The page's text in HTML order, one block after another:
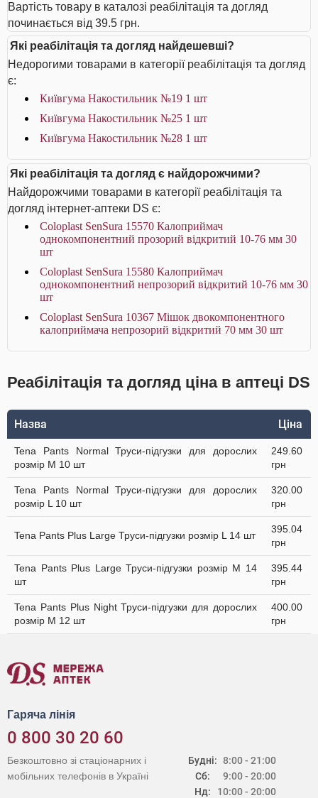
Вартість товару в каталозі реабілітація та догляд
починається від 39.5 грн.
Які реабілітація та догляд найдешевші?
Недорогими товарами в категорії реабілітація та догляд
є:
Київгума Накостильник №19 1 шт
Київгума Накостильник №25 1 шт
Київгума Накостильник №28 1 шт
Які реабілітація та догляд є найдорожчими?
Найдорожчими товарами в категорії реабілітація та
догляд інтернет-аптеки DS є:
Coloplast SenSura 15570 Калоприймач
однокомпонентний прозорий відкритий 10-76 мм 30
шт
Coloplast SenSura 15580 Калоприймач
однокомпонентний непрозорий відкритий 10-76 мм 30
шт
Coloplast SenSura 10367 Мішок двокомпонентного
калоприймача непрозорий відкритий 70 мм 30 шт
Реабілітація та догляд ціна в аптеці DS
Назва Ціна
Tena Pants Normal Труси-підгузки для дорослих
розмір M 10 шт
249.60
грн
Tena Pants Normal Труси-підгузки для дорослих
розмір L 10 шт
320.00
грн
Tena Pants Plus Large Труси-підгузки розмір L 14 шт
395.04
грн
Tena Pants Plus Large Труси-підгузки розмір M 14
шт
395.44
грн
Tena Pants Plus Night Труси-підгузки для дорослих
розмір M 12 шт
400.00
грн
Гаряча лінія
0 800 30 20 60
Будні:
Сб:
Нд:
8:00 - 21:00
9:00 - 20:00
10:00 - 20:00
Безкоштовно зі стаціонарних і
мобільних телефонів в Україні